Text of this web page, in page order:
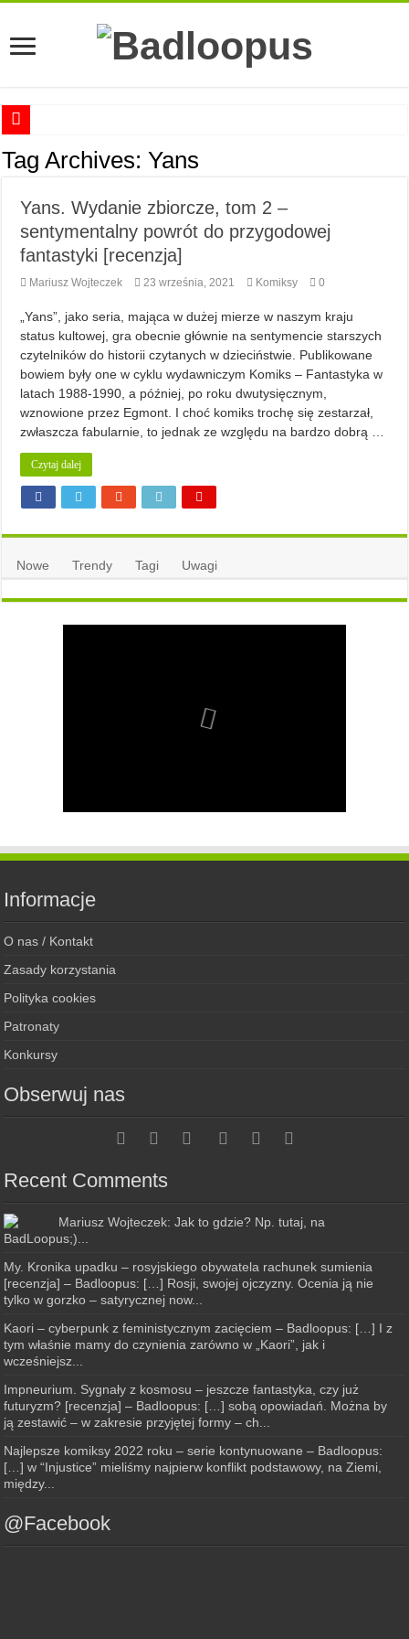
Anna Romaszkan – Praca w prosektorium nie pomaga oswoić się ze
Najlepsze mangi dla dorosłych
Najciekawsze zapowiedzi komiksowe na 2023 rok
Tag Archives:Yans
Yans. Wydanie zbiorcze, tom 2 –
sentymentalny powrót do przygodowej
fantastyki [recenzja]
Mariusz Wojteczek 23 września, 2021 Komiksy 0
„Yans”, jako seria, mająca w dużej mierze w naszym kraju
status kultowej, gra obecnie głównie na sentymencie starszych
czytelników do historii czytanych w dzieciństwie. Publikowane
bowiem były one w cyklu wydawniczym Komiks – Fantastyka w
latach 1988-1990, a później, po roku dwutysięcznym,
wznowione przez Egmont. I choć komiks trochę się zestarzał,
zwłaszcza fabularnie, to jednak ze względu na bardzo dobrą …
Czytaj dalej
Nowe Trendy Tagi Uwagi
Informacje
O nas / Kontakt
Zasady korzystania
Polityka cookies
Patronaty
Konkursy
Obserwuj nas
Recent Comments
Mariusz Wojteczek: Jak to gdzie? Np. tutaj, na
BadLoopus;)...
My. Kronika upadku – rosyjskiego obywatela rachunek sumienia
[recenzja] – Badloopus: […] Rosji, swojej ojczyzny. Ocenia ją nie
tylko w gorzko – satyrycznej now...
Kaori – cyberpunk z feministycznym zacięciem – Badloopus: […] I z
tym właśnie mamy do czynienia zarówno w „Kaori”, jak i
wcześniejsz...
Impneurium. Sygnały z kosmosu – jeszcze fantastyka, czy już
futuryzm? [recenzja] – Badloopus: […] sobą opowiadań. Można by
ją zestawić – w zakresie przyjętej formy – ch...
Najlepsze komiksy 2022 roku – serie kontynuowane – Badloopus:
[…] w “Injustice” mieliśmy najpierw konflikt podstawowy, na Ziemi,
między...
@Facebook